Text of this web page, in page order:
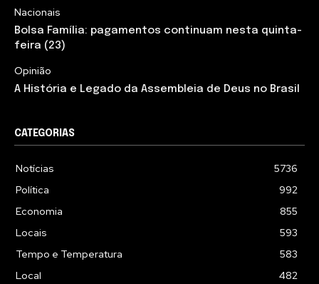
Nacionais
Bolsa Família: pagamentos continuam nesta quinta-
feira (23)
Opinião
A História e Legado da Assembleia de Deus no Brasil
CATEGORIAS
Notícias
5736
Política
992
Economia
855
Locais
593
Tempo e Temperatura
583
Local
482